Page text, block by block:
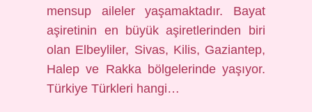
mensup aileler yaşamaktadır. Bayat
aşiretinin en büyük aşiretlerinden biri
olan Elbeyliler, Sivas, Kilis, Gaziantep,
Halep ve Rakka bölgelerinde yaşıyor.
Türkiye Türkleri hangi…